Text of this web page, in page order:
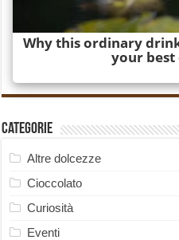
Categorie
Altre dolcezze
Cioccolato
Curiosità
Eventi